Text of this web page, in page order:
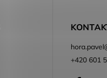
hora.pavel
+420 601